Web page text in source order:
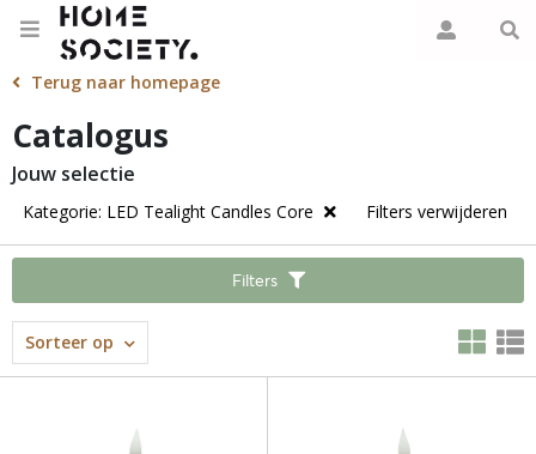
Terug naar homepage
Catalogus
Jouw selectie
Kategorie: LED Tealight Candles Core Filters verwijderen
Filters
Sorteer op